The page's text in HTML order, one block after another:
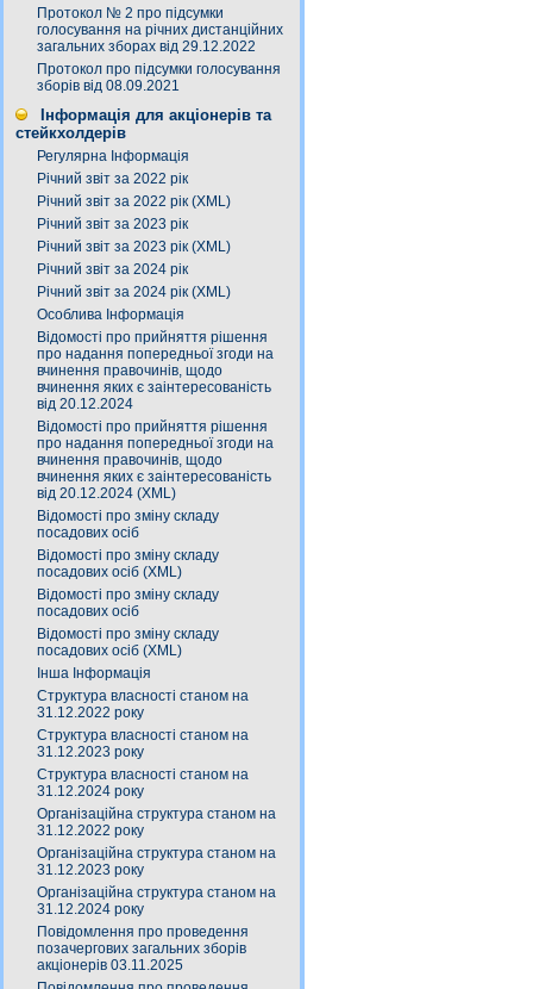
Протокол № 2 про підсумки
голосування на річних дистанційних
загальних зборах від 29.12.2022
Протокол про підсумки голосування
зборів від 08.09.2021
Інформація для акціонерів та
стейкхолдерів
Регулярна Інформація
Річний звіт за 2022 рік
Річний звіт за 2022 рік (XML)
Річний звіт за 2023 рік
Річний звіт за 2023 рік (XML)
Річний звіт за 2024 рік
Річний звіт за 2024 рік (XML)
Особлива Інформація
Відомості про прийняття рішення
про надання попередньої згоди на
вчинення правочинів, щодо
вчинення яких є заінтересованість
від 20.12.2024
Відомості про прийняття рішення
про надання попередньої згоди на
вчинення правочинів, щодо
вчинення яких є заінтересованість
від 20.12.2024 (XML)
Відомості про зміну складу
посадових осіб
Відомості про зміну складу
посадових осіб (XML)
Відомості про зміну складу
посадових осіб
Відомості про зміну складу
посадових осіб (XML)
Інша Інформація
Структура власності станом на
31.12.2022 року
Структура власності станом на
31.12.2023 року
Структура власності станом на
31.12.2024 року
Організаційна структура станом на
31.12.2022 року
Організаційна структура станом на
31.12.2023 року
Організаційна структура станом на
31.12.2024 року
Повідомлення про проведення
позачергових загальних зборів
акціонерів 03.11.2025